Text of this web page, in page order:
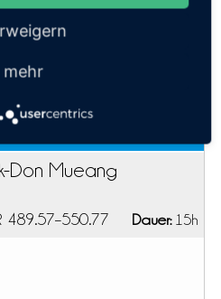
Flughafen -
Don Mueang
489.57–550.77 Dauer:15h
mehr